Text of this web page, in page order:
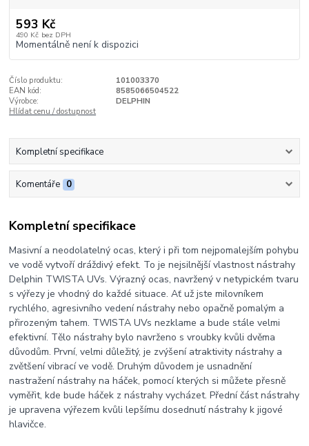
593 Kč
490 Kč bez DPH
Momentálně není k dispozici
Číslo produktu:
101003370
EAN kód:
8585066504522
Výrobce:
DELPHIN
Hlídat cenu / dostupnost
Kompletní specifikace
Komentáře 0
Kompletní specifikace
Masivní a neodolatelný ocas, který i při tom nejpomalejším pohybu
ve vodě vytvoří dráždivý efekt. To je nejsilnější vlastnost nástrahy
Delphin TWISTA UVs. Výrazný ocas, navržený v netypickém tvaru
s výřezy je vhodný do každé situace. Ať už jste milovníkem
rychlého, agresivního vedení nástrahy nebo opačně pomalým a
přirozeným tahem. TWISTA UVs nezklame a bude stále velmi
efektivní. Tělo nástrahy bylo navrženo s vroubky kvůli dvěma
důvodům. První, velmi důležitý, je zvýšení atraktivity nástrahy a
zvětšení vibrací ve vodě. Druhým důvodem je usnadnění
nastražení nástrahy na háček, pomocí kterých si můžete přesně
vyměřit, kde bude háček z nástrahy vycházet. Přední část nástrahy
je upravena výřezem kvůli lepšímu dosednutí nástrahy k jigové
hlavičce.